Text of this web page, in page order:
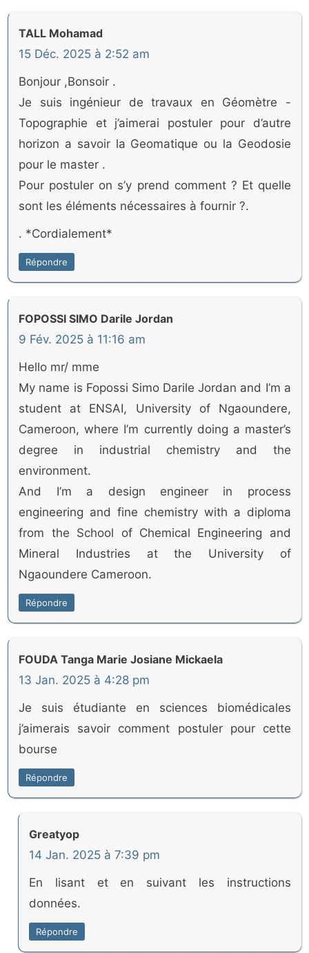
TALL Mohamad
15 Déc. 2025 à 2:52 am
Bonjour ,Bonsoir .
Je suis ingénieur de travaux en Géomètre -
Topographie et j’aimerai postuler pour d’autre
horizon a savoir la Geomatique ou la Geodosie
pour le master .
Pour postuler on s’y prend comment ? Et quelle
sont les éléments nécessaires à fournir ?.
. *Cordialement*
Répondre
FOPOSSI SIMO Darile Jordan
9 Fév. 2025 à 11:16 am
Hello mr/ mme
My name is Fopossi Simo Darile Jordan and I’m a
student at ENSAI, University of Ngaoundere,
Cameroon, where I’m currently doing a master’s
degree in industrial chemistry and the
environment.
And I’m a design engineer in process
engineering and fine chemistry with a diploma
from the School of Chemical Engineering and
Mineral Industries at the University of
Ngaoundere Cameroon.
Répondre
FOUDA Tanga Marie Josiane Mickaela
13 Jan. 2025 à 4:28 pm
Je suis étudiante en sciences biomédicales
j’aimerais savoir comment postuler pour cette
bourse
Répondre
Greatyop
14 Jan. 2025 à 7:39 pm
En lisant et en suivant les instructions
données.
Répondre